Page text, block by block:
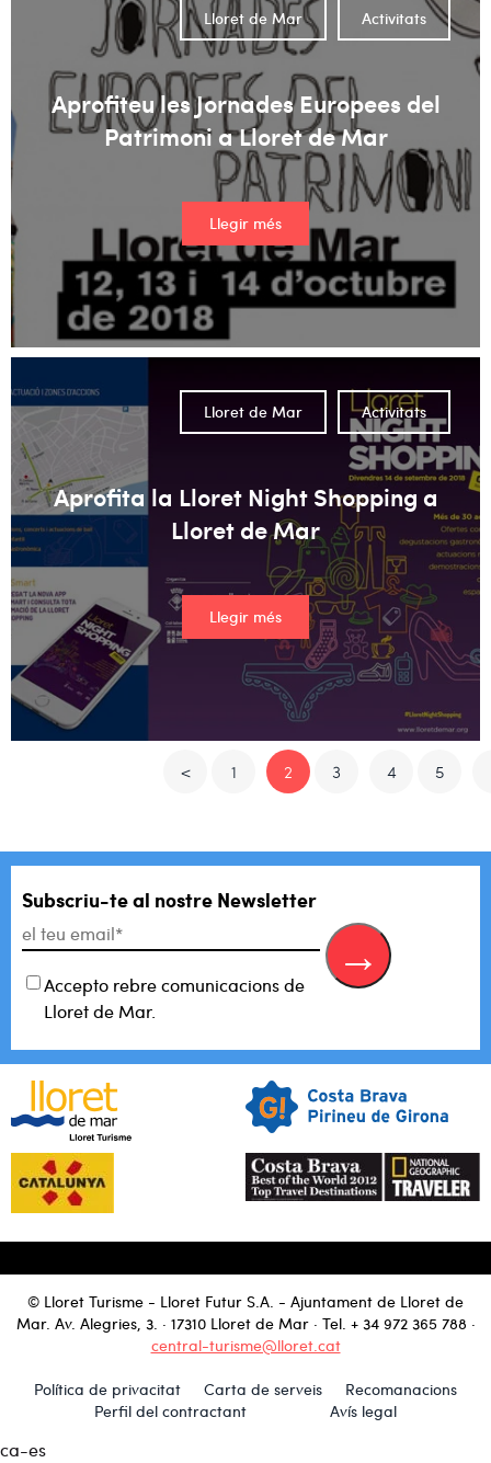
Aprofiteu les Jornades Europees del
Patrimoni a Lloret de Mar
Llegir més
Activitats
Lloret de Mar
Aprofita la Lloret Night Shopping a
Lloret de Mar
Llegir més
Activitats
Lloret de Mar
< 1 2 3 4 5
Subscriu-te al nostre Newsletter
Accepto rebre comunicacions de
Lloret de Mar.
© Lloret Turisme - Lloret Futur S.A. - Ajuntament de Lloret de
Mar. Av. Alegries, 3. · 17310 Lloret de Mar · Tel. + 34 972 365 788 ·
central-turisme@lloret.cat
Política de privacitat Carta de serveis
Recomanacions
Perfil del contractant
Avís legal
ca-es